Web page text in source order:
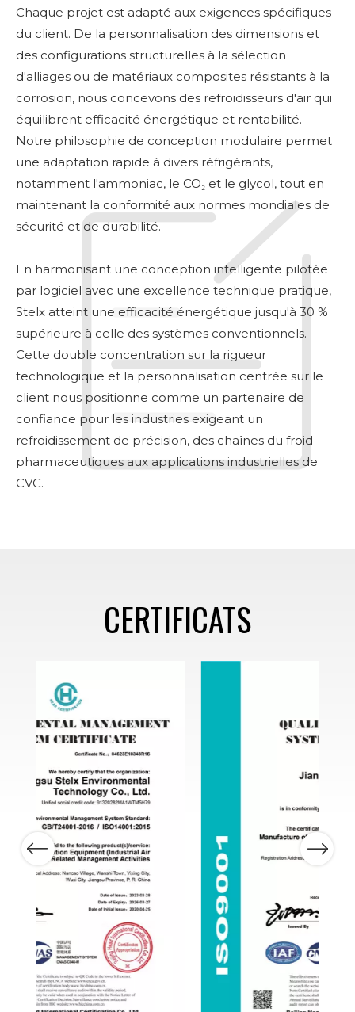
Chaque projet est adapté aux exigences spécifiques
du client. De la personnalisation des dimensions et
des configurations structurelles à la sélection
d'alliages ou de matériaux composites résistants à la
corrosion, nous concevons des refroidisseurs d'air qui
équilibrent efficacité énergétique et rentabilité.
Notre philosophie de conception modulaire permet
une adaptation rapide à divers réfrigérants,
notamment l'ammoniac, le CO₂ et le glycol, tout en
maintenant la conformité aux normes mondiales de
sécurité et de durabilité.
En harmonisant une conception intelligente pilotée
par logiciel avec une excellence technique pratique,
Stelx atteint une efficacité énergétique jusqu'à 30 %
supérieure à celle des systèmes conventionnels.
Cette double concentration sur la rigueur
technologique et la personnalisation centrée sur le
client nous positionne comme un partenaire de
confiance pour les industries exigeant un
refroidissement de précision, des chaînes du froid
pharmaceutiques aux applications industrielles de
CVC.
CERTIFICATS
Previous Next